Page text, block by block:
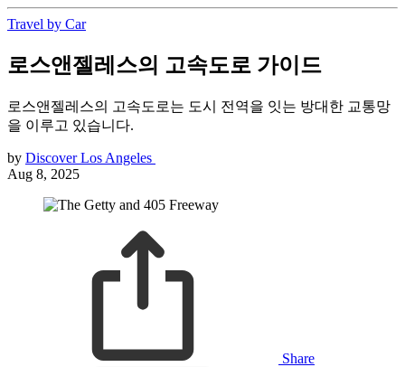
Travel by Car
로스앤젤레스의 고속도로 가이드
로스앤젤레스의 고속도로는 도시 전역을 잇는 방대한 교통망
을 이루고 있습니다.
by Discover Los Angeles
Aug 8, 2025
Share